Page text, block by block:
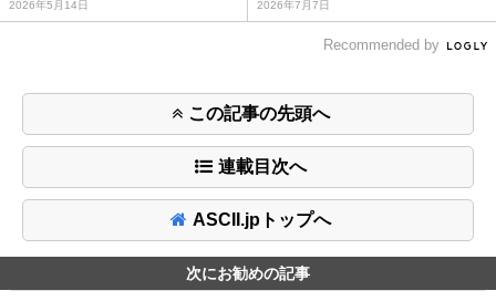
2026年5月14日 2026年7月7日
Recommended by
この記事の先頭へ
連載目次へ
ASCII.jpトップへ
次にお勧めの記事